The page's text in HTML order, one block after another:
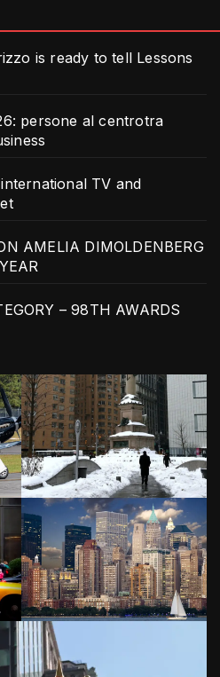
is ready to tell Lessons
persone al centrotra
TV and
AMELIA DIMOLDENBERG
– 98TH AWARDS